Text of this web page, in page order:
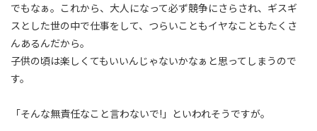
でもなぁ。これから、大人になって必ず競争にさらされ、ギスギ
スとした世の中で仕事をして、つらいこともイヤなこともたくさ
んあるんだから。
子供の頃は楽しくてもいいんじゃないかなぁと思ってしまうので
す。
「そんな無責任なこと言わないで!」といわれそうですが。